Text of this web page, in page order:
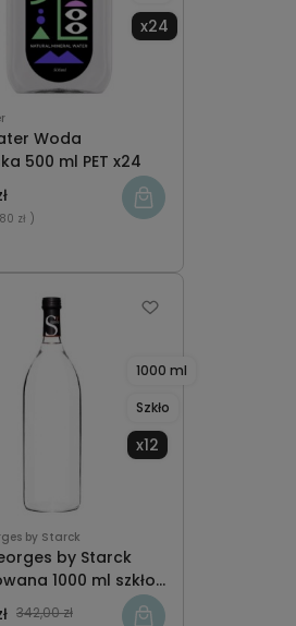
Woda
500 ml PET x24
x24
zł )
by Starck
by Starck
1000 ml szkło
1000 ml
Szkło
x12
342,00 zł